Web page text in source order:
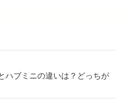
ハブミニの違いは？どっちが